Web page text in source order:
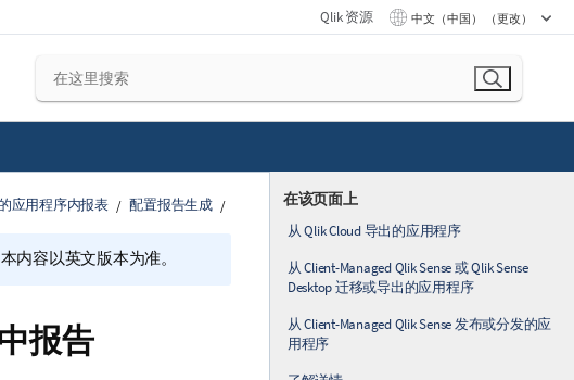
Qlik 资源 中文（中国） （更改）
在该页面上
从 Qlik Cloud 导出的应用程序
从 Client-Managed Qlik Sense 或 Qlik Sense
Desktop 迁移或导出的应用程序
从 Client-Managed Qlik Sense 发布或分发的应
用程序
应用程序内报表 配置报告生成
内容以英文版本为准。
报告